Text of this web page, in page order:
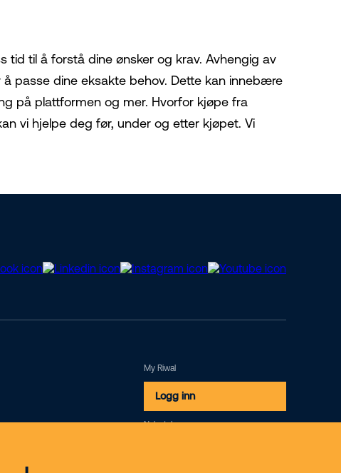
tid til å forstå dine ønsker og krav. Avhengig av
passe dine eksakte behov. Dette kan innebære
på plattformen og mer. Hvorfor kjøpe fra
vi hjelpe deg før, under og etter kjøpet. Vi
My Riwal
Logg inn
Nyhetsbrev